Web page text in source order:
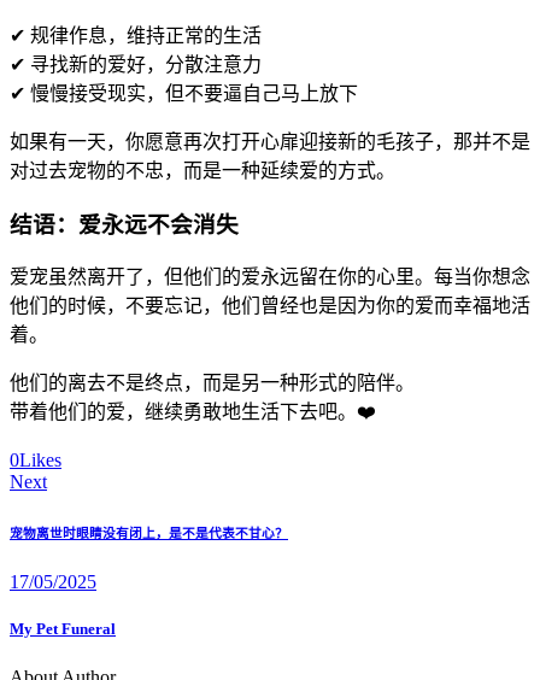
✔ 规律作息，维持正常的生活
✔ 寻找新的爱好，分散注意力
✔ 慢慢接受现实，但不要逼自己马上放下
如果有一天，你愿意再次打开心扉迎接新的毛孩子，那并不是
对过去宠物的不忠，而是一种延续爱的方式。
结语：爱永远不会消失
爱宠虽然离开了，但他们的爱永远留在你的心里。每当你想念
他们的时候，不要忘记，他们曾经也是因为你的爱而幸福地活
着。
他们的离去不是终点，而是另一种形式的陪伴。
带着他们的爱，继续勇敢地生活下去吧。❤️
0LikesFacebook
Share-
Copy
clipboard
文
章
导
航
Next
宠物离世时眼睛没有闭上，是不是代表不甘心？
17/05/2025
My Pet Funeral